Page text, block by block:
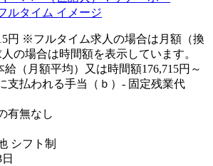
円 ※フルタイム求人の場合は月額（換
の場合は時間額を表示しています。
（月額平均）又は時間額176,715円～
支払われる手当（ｂ）- 固定残業代
有無なし
シフト制